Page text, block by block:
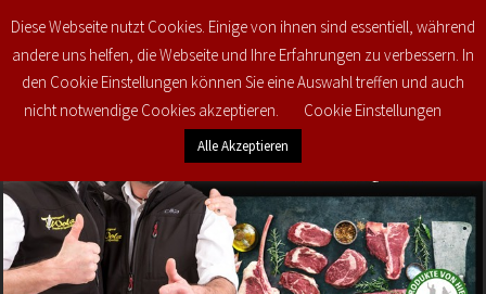
€ 0,00 0
Diese Webseite nutzt Cookies. Einige von ihnen sind essentiell, während
andere uns helfen, die Webseite und Ihre Erfahrungen zu verbessern. In
den Cookie Einstellungen können Sie eine Auswahl treffen und auch
nicht notwendige Cookies akzeptieren.
Cookie Einstellungen
Alle Akzeptieren